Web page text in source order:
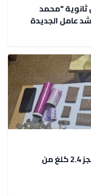
"محمد
تناشد عامل الجديدة
درك أولاد فرج يوقف شخصين ويحجز 2.4 كلغ من